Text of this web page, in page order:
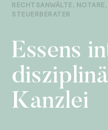
RECHTSANWÄLTE,
STEUERBERATER
Essens
d
Kanzlei